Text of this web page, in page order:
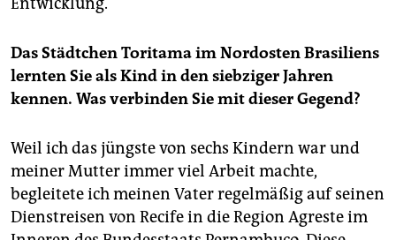
Das Städtchen Toritama im Nordosten Brasiliens
lernten Sie als Kind in den siebziger Jahren
kennen. Was verbinden Sie mit dieser Gegend?
Weil ich das jüngste von sechs Kindern war und
meiner Mutter immer viel Arbeit machte,
begleitete ich meinen Vater regelmäßig auf seinen
Dienstreisen von Recife in die Region Agreste im